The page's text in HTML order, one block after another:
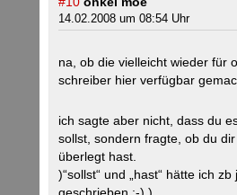
14.02.2008 um 08:54 Uhr
na, ob die vielleicht wieder für
schreiber hier verfügbar
ich sagte aber nicht, dass du
sollst, sondern fragte, ob du
überlegt hast.
)“sollst“ und „hast“ hätte ich zb